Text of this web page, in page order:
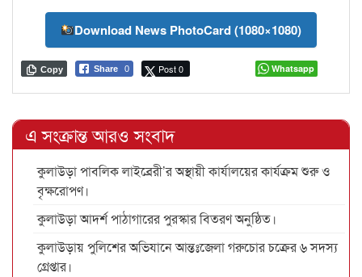
Download News PhotoCard (1080×1080)
Share 0 Post 0
Copy Whatsapp
এ সংক্রান্ত আরও সংবাদ
কুলাউড়া পাবলিক লাইব্রেরী’র অস্থায়ী কার্যালয়ের কার্যক্রম শুরু ও
বৃক্ষরোপণ।
কুলাউড়া আদর্শ পাঠাগারের পুরস্কার বিতরণ অনুষ্ঠিত।
কুলাউড়ায় পুলিশের অভিযানে আন্তঃজেলা গরুচোর চক্রের ৬ সদস্য
গ্রেপ্তার।